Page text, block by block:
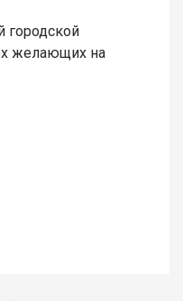
городской
желающих на